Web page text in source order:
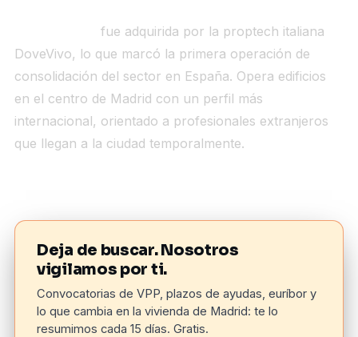
fue adquirida por la proptech italiana
DoveVivo, lo que marcó la primera operación de
consolidación del sector en España. Opera edificios
en el centro de Madrid con un perfil más
internacional, orientado a profesionales extranjeros
que llegan a la ciudad temporalmente.
Deja de buscar. Nosotros
vigilamos por ti.
Convocatorias de VPP, plazos de ayudas, euríbor y
lo que cambia en la vivienda de Madrid: te lo
resumimos cada 15 días. Gratis.